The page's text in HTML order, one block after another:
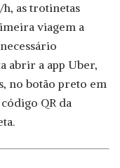
as trotinetas
viagem a
abrir a app Uber,
no botão preto em
QR da